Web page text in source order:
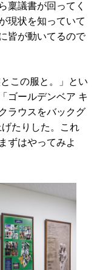
稟議書が回ってく
現状を知っていて
皆が動いてるので
この服と。」とい
ゴールデンベア キ
ラウスをバックグ
たりした。これ
ずはやってみよ